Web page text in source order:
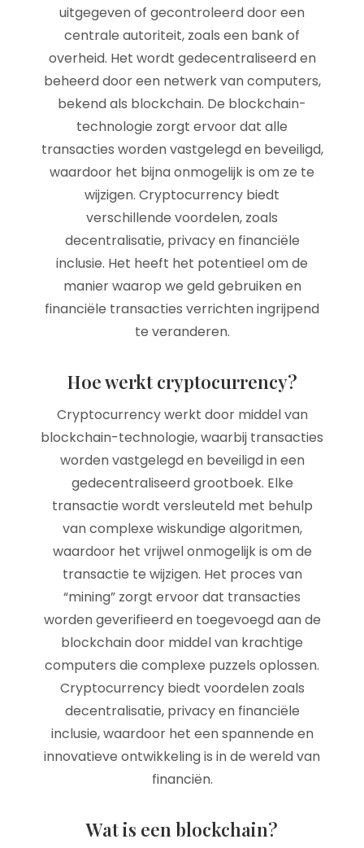
uitgegeven of gecontroleerd door een
centrale autoriteit, zoals een bank of
overheid. Het wordt gedecentraliseerd en
beheerd door een netwerk van computers,
bekend als blockchain. De blockchain-
technologie zorgt ervoor dat alle
transacties worden vastgelegd en beveiligd,
waardoor het bijna onmogelijk is om ze te
wijzigen. Cryptocurrency biedt
verschillende voordelen, zoals
decentralisatie, privacy en financiële
inclusie. Het heeft het potentieel om de
manier waarop we geld gebruiken en
financiële transacties verrichten ingrijpend
te veranderen.
Hoe werkt cryptocurrency?
Cryptocurrency werkt door middel van
blockchain-technologie, waarbij transacties
worden vastgelegd en beveiligd in een
gedecentraliseerd grootboek. Elke
transactie wordt versleuteld met behulp
van complexe wiskundige algoritmen,
waardoor het vrijwel onmogelijk is om de
transactie te wijzigen. Het proces van
“mining” zorgt ervoor dat transacties
worden geverifieerd en toegevoegd aan de
blockchain door middel van krachtige
computers die complexe puzzels oplossen.
Cryptocurrency biedt voordelen zoals
decentralisatie, privacy en financiële
inclusie, waardoor het een spannende en
innovatieve ontwikkeling is in de wereld van
financiën.
Wat is een blockchain?